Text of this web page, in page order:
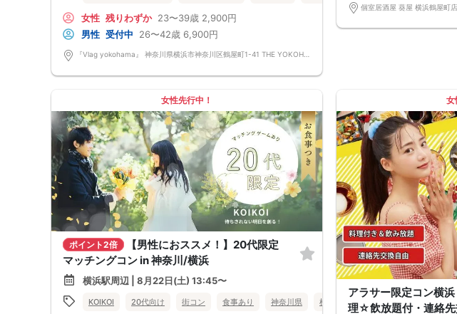
女性 残りわずか 23〜39歳 2,900円
男性 受付中 26〜42歳 6,900円
女性先行中！
ポイント2倍
【男性におススメ！】20代限定
マッチングコン in 神奈川/横浜
横浜駅周辺 | 8月22日(土) 13:45〜
KOIKOI 20代向け 街コン 食事あり 神奈川県 横浜駅周辺 横浜
女
アラサー限定コン横
理☆飲放題付・連絡先